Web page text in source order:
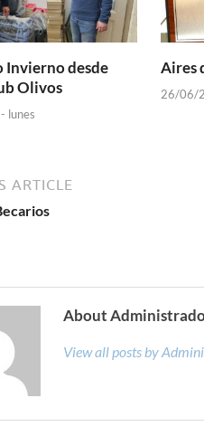
desde
Olivos
lunes
Aires
26/06/
ARTICLE
About
View all posts by